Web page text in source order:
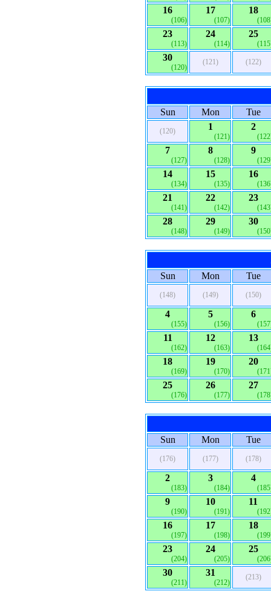
16
(106)
17
(107)
18
23
(113)
24
(114)
25
30
(120)
(121) (122)
Sun Mon Tue
(120) 1
(121)
2
7
(127)
8
(128)
9
14
(134)
15
(135)
16
21
(141)
22
(142)
23
28
(148)
29
(149)
30
Sun Mon Tue
(148) (149) (150)
4
(155)
5
(156)
6
11
(162)
12
(163)
13
18
(169)
19
(170)
20
25
(176)
26
(177)
27
Sun Mon Tue
(176) (177) (178)
2
(183)
3
(184)
4
9
(190)
10
(191)
11
16
(197)
17
(198)
18
23
(204)
24
(205)
25
30
(211)
31
(212)
(213)